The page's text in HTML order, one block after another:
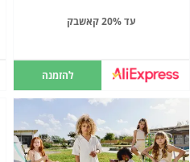
עד 20% קאשבק
להזמנה